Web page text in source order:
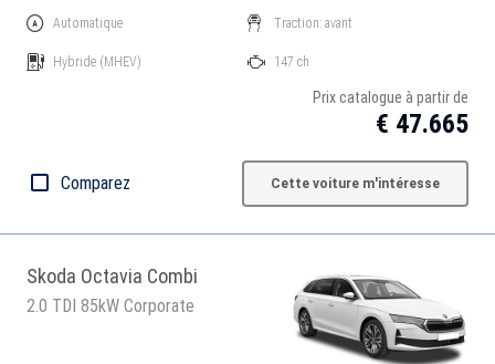
Automatique
Hybride (MHEV)
Traction: avant
147 ch
Prix catalogue à partir de
€ 47.665
Comparez Cette voiture m'intéresse
Skoda Octavia Combi
2.0 TDI 85kW Corporate